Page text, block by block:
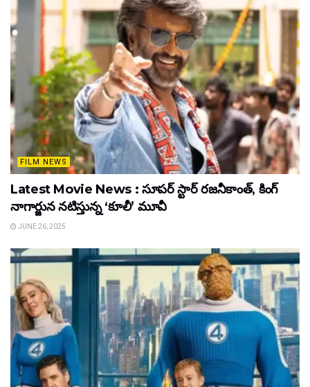
FILM NEWS
Latest Movie News : సూపర్ స్టార్ రజనీకాంత్, కింగ్
నాగార్జున నటిస్తున్న ‘కూలీ’ మూవీ
JUNE 26, 2025